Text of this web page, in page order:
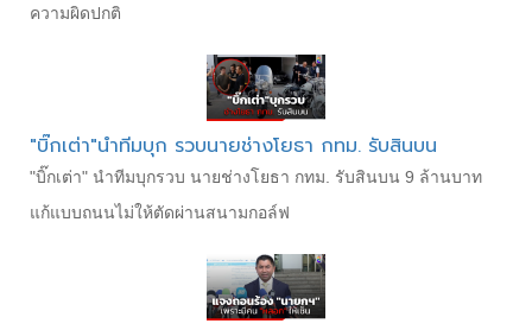
ความผิดปกติ
"บิ๊กเต่า"นำทีมบุก รวบนายช่างโยธา กทม. รับสินบน
"บิ๊กเต่า" นำทีมบุกรวบ นายช่างโยธา กทม. รับสินบน 9 ล้านบาท
แก้แบบถนนไม่ให้ตัดผ่านสนามกอล์ฟ